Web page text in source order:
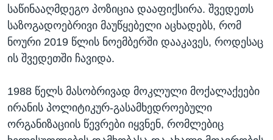
საწინააღმდეგო პოზიცია დააფიქსირა. შვედეთს
საზოგადოებრივი მაუწყებელი აცხადებს, რომ
ნოური 2019 წლის ნოემბერში დააკავეს, როდესაც
ის შვედეთში ჩავიდა.
1988 წელს მასობრივად მოკლული მოქალაქეები
ირანის პოლიტიკურ-გასამხედროებული
ორგანიზაციის წევრები იყვნენ, რომლებიც